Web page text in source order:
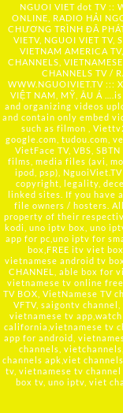
NGUOI VIET dot TV ::
ONLINE, RADIO HẢI
CHƯƠNG TRÌNH ĐÃ
VIETV, NGUOI VIET TV,
VIETNAM AMERICA
CHANNELS,
CHANNELS TV /
WWW.NGUOIVIET.TV :::
VIỆT NAM, MỸ, ÂU Á
and organizing videos
and contain only embed
such as filmon ,
google.com, tudou.com,
VietFace TV, VBS,
films, media files (avi,
ipod, psp),
copyright, legality,
linked sites. If you have
file owners / hosters.
property of their
kodi, uno iptv box, uno
app for pc,uno iptv for
box,FREE itv viet
vietnamese android tv
CHANNEL, able box for
vietnamese tv online
TV BOX, VietNamese TV
VFTV, saigontv
vietnamese tv
california,vietnamese tv
app for android,
channels,
channels apk,viet
tv, vietnamese tv
box tv, uno iptv, viet